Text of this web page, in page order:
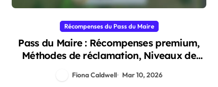
Récompenses du Pass du Maire
Pass du Maire : Récompenses premium,
Méthodes de réclamation, Niveaux de
Fiona Caldwell Mar 10, 2026